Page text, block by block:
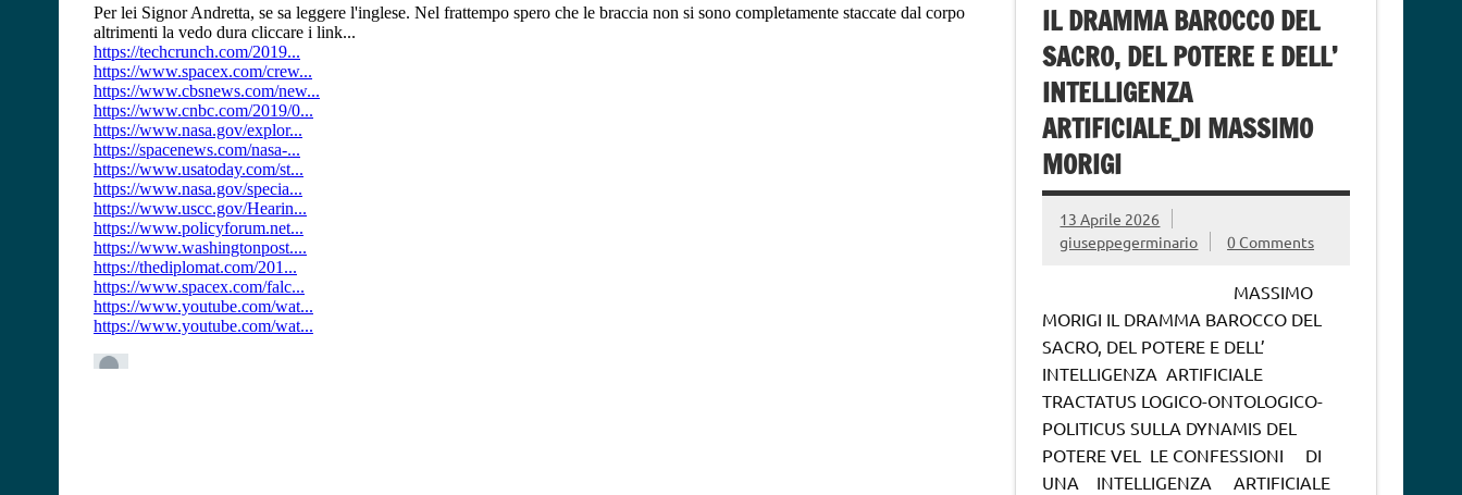
IL DRAMMA BAROCCO DEL
SACRO, DEL POTERE E DELL’
INTELLIGENZA
ARTIFICIALE_DI MASSIMO
MORIGI
13 Aprile 2026
giuseppegerminario
0 Comments
MASSIMO
MORIGI IL DRAMMA BAROCCO DEL
SACRO, DEL POTERE E DELL’
INTELLIGENZA ARTIFICIALE
TRACTATUS LOGICO-ONTOLOGICO-
POLITICUS SULLA DYNAMIS DEL
POTERE VEL LE CONFESSIONI DI
UNA INTELLIGENZA ARTIFICIALE